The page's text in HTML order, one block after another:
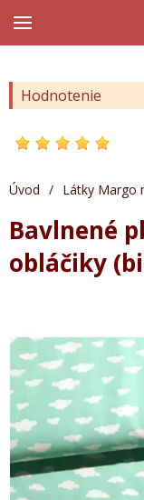
Hodnotenie
Úvod / Látky Margo
Bavlnené
obláčiky